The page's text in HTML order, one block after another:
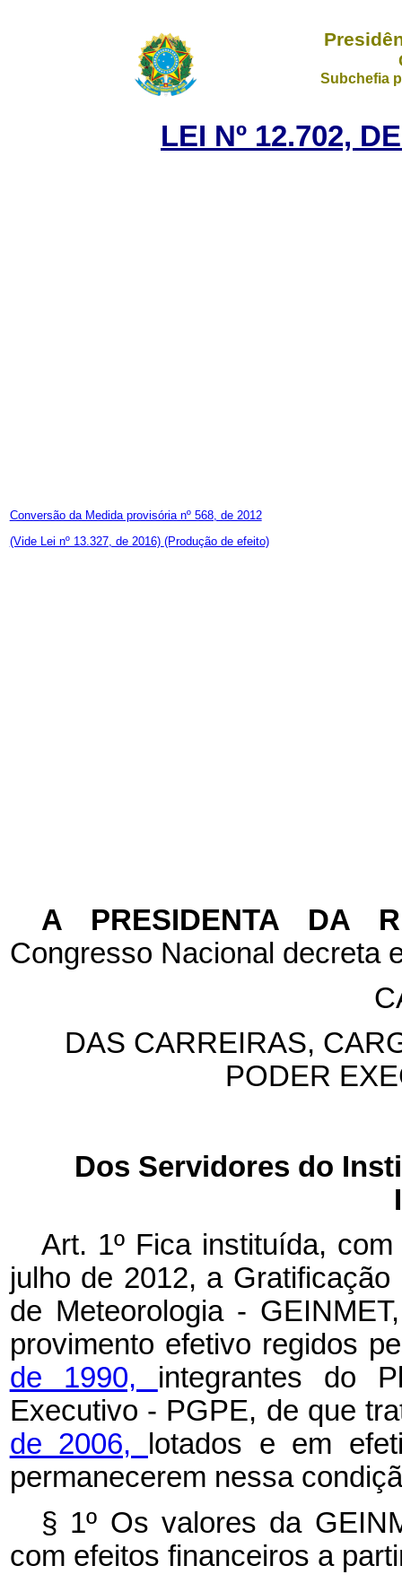
Subchefia
LEI Nº 12.702,
Conversão da Medida provisória nº 568, de 2012
(Vide Lei nº 13.327, de 2016) (Produção de efeito)
A PRESIDENTA DA
Congresso Nacional decreta
DAS CARREIRAS,
PODER
Dos Servidores do
Art. 1º Fica instituída,
julho de 2012, a
de Meteorologia -
provimento efetivo regidos
de 1990, integrantes do
Executivo - PGPE, de que
de 2006,
lotados e em
permanecerem nessa
§ 1º Os valores da
com efeitos financeiros a